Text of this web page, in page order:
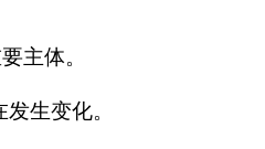
主体。
生变化。